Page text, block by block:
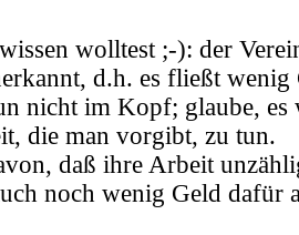
wolltest ;-): der
d.h. es fließt
nicht im Kopf; glaube, es
die man vorgibt, zu tun.
daß ihre Arbeit
noch wenig Geld dafür